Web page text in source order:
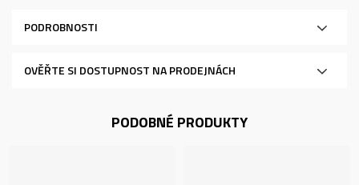
PODROBNOSTI
OVĚŘTE SI DOSTUPNOST NA PRODEJNÁCH
PODOBNÉ PRODUKTY